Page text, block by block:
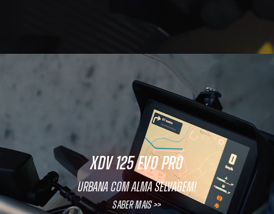
XDV 125 EVO PRO
Urbana com Alma Selvagem!
Saber mais >>